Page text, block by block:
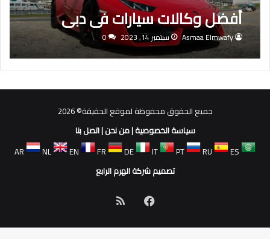
أفضل وكالات سيارات فى دبى
Asmaa Elmwafy سبتمبر 14, 2023 0
جميع الحقوق محفوظة لموقع الحقيقة© 2026
سياسة الخصوصية|من نحن|اتصل بنا
AR
NL EN FR DE IT PT RU
ES
تصميم شركة الهرم الرابع
فيسبوك
الموقع